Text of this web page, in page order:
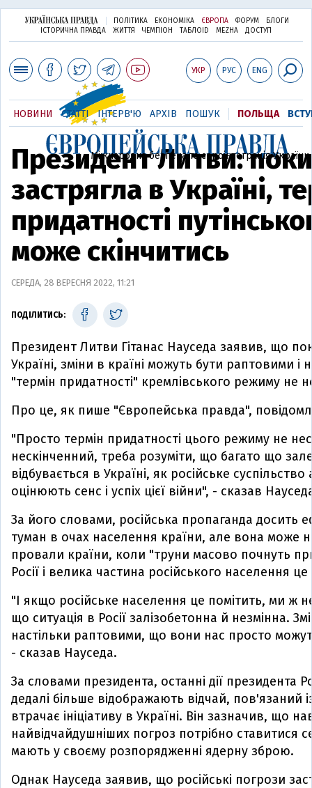
ПОЛІТИКА ЕКОНОМІКА ЄВРОПА ФОРУМ
БЛОГИ
ІСТОРИЧНА ПРАВДА
ЖИТТЯ ЧЕМПІОН ТАБЛОID MEZHA ДОСТУП
УКР РУС ENG
Міжнародна безпека та євроінтеграція України
НОВИНИ СТАТТІ ІНТЕРВ'Ю АРХІВ ПОШУК ПОЛЬЩА
Президент Литви:
застрягла в Україні,
придатності
може скінчитись
СЕРЕДА, 28 ВЕРЕСНЯ 2022, 11:21
ПОДІЛИТИСЬ:
Президент Литви Гітанас Науседа заявив, що
Україні, зміни в країні можуть бути раптовими і
"термін придатності" кремлівського режиму не
Про це, як пише "Європейська правда",
"Просто термін придатності цього режиму не
нескінченний, треба розуміти, що багато що
відбувається в Україні, як російське суспільство
оцінюють сенс і успіх цієї війни", - сказав
За його словами, російська пропаганда досить
туман в очах населення країни, але вона може
провали країни, коли "труни масово почнуть
Росії і велика частина російського населення це
"І якщо російське населення це помітить, ми ж
що ситуація в Росії залізобетонна й незмінна.
настільки раптовими, що вони нас просто
- сказав Науседа.
За словами президента, останні дії президента
дедалі більше відображають відчай, пов'язаний
втрачає ініціативу в Україні. Він зазначив, що
найвідчайдушніших погроз потрібно ставитися
мають у своєму розпорядженні ядерну зброю.
Однак Науседа заявив, що російські погрози